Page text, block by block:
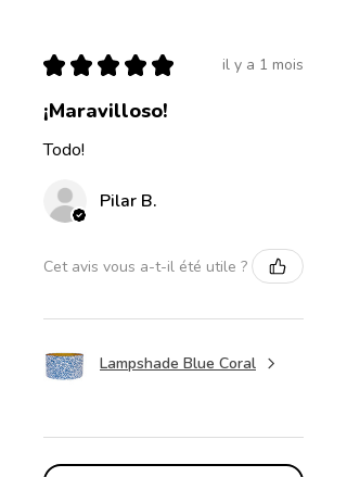
★ ★ ★ ★ ★ il y a 1 mois
¡Maravilloso!
Todo!
Pilar B.
Cet avis vous a-t-il été utile ?
Lampshade Blue Coral